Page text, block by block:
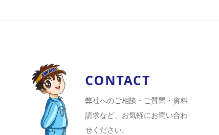
CONTACT
弊社へのご相談・ご質問・資料
請求など、お気軽にお問い合わ
せください。